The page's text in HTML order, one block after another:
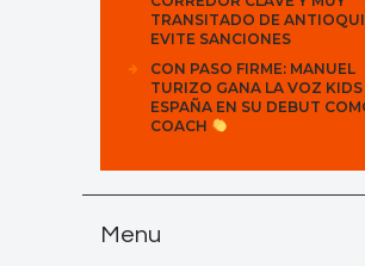
TRANSITADO DE
EVITE SANCIONES
CON PASO FIRME: MANUEL
TURIZO GANA LA VOZ KIDS
ESPAÑA EN SU DEBUT
COACH
Menu